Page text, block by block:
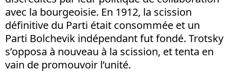
avec la bourgeoisie. En 1912, la scission
définitive du Parti était consommée et un
Parti Bolchevik indépendant fut fondé. Trotsky
s’opposa à nouveau à la scission, et tenta en
vain de promouvoir l’unité.